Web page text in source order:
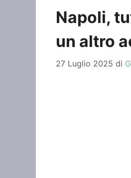
Napoli,
un altro
27 Luglio 2025 di